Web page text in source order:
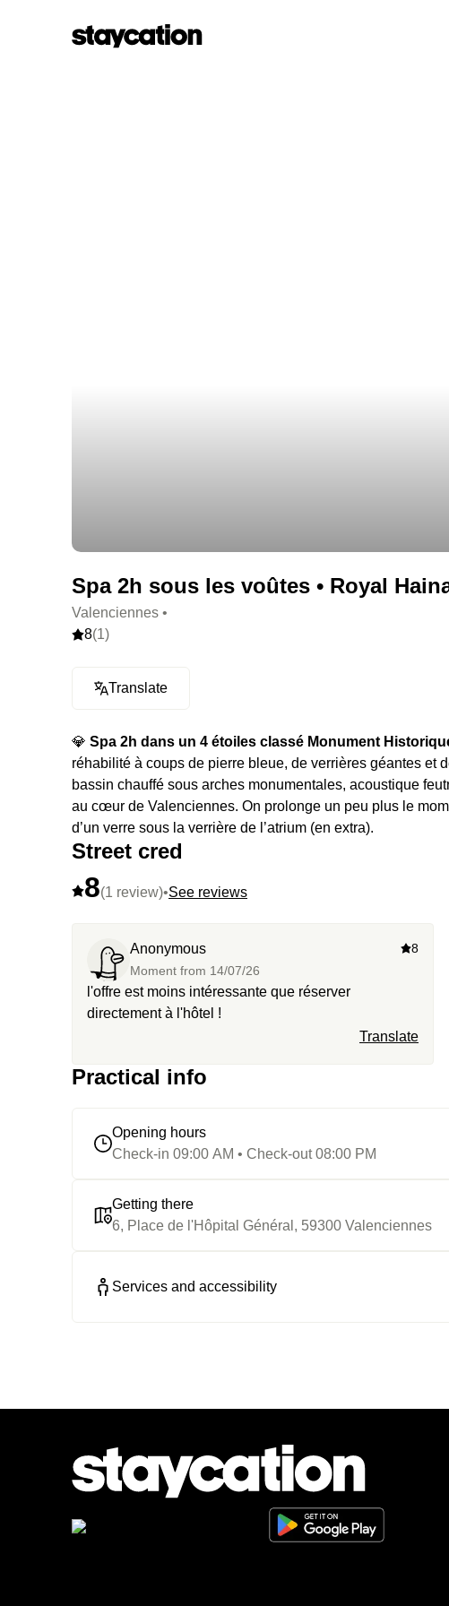
Spa 2h sous les voûtes • Royal
Valenciennes •
8(1)
Translate
💎 Spa 2h dans un 4 étoiles classé Monument
réhabilité à coups de pierre bleue, de verrières géantes et
bassin chauffé sous arches monumentales, acoustique
au cœur de Valenciennes. On prolonge un peu plus le
d’un verre sous la verrière de l’atrium (en extra).
Street cred
8(1 review)•See reviews
Anonymous
Moment from 14/07/26
8
l'offre est moins intéressante que réserver
directement à l'hôtel !
Translate
Practical info
Opening hours
Check-in 09:00 AM • Check-out 08:00 PM
Getting there
6, Place de l'Hôpital Général, 59300 Valenciennes
Services and accessibility